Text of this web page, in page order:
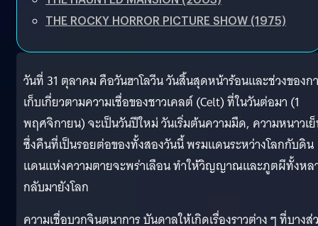
THE ROCKY HORROR PICTURE SHOW (1975)
วันที่ 31 ตุลาคม คือวันฮาโลวีน วันสิ้นสุดหน้าร้อนและช่วงของก
เก็บเกี่ยวตามความเชื่อของชาวเคลต์ (Celt) ที่ในวันต่อมา (1
พฤศจิกายน) จะเป็นวันปีใหม่ วันเริ่มต้นความมืด, ความหนาวเ
ซึ่งคืนที่เป็นรอยต่อของทั้งสองวันนี้ พรมแดนระหว่างโลกกับดิน
แดนแห่งความตายจะพร่าเลือน ทำให้วิญญาณและภูตผีทั้งหล
กลับมายังโลก
ความเชื่อบวกจินตนาการ บันดาลให้เกิดเรื่องราวต่าง ๆ ที่บางส่